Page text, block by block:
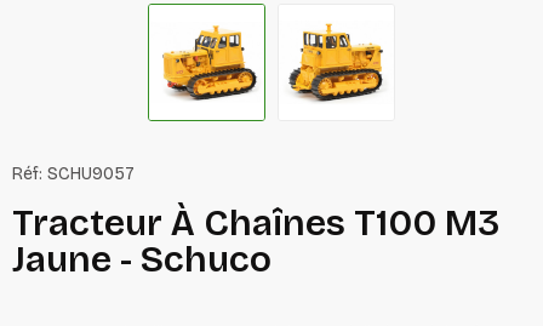
Réf: SCHU9057
Tracteur À Chaînes T100 M3
Jaune - Schuco